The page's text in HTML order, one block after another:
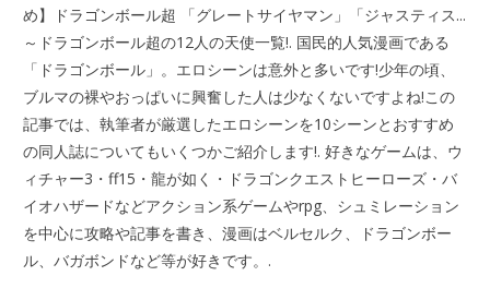
め】ドラゴンボール超 「グレートサイヤマン」「ジャスティス...
～ドラゴンボール超の12人の天使一覧!. 国民的人気漫画である
「ドラゴンボール」。エロシーンは意外と多いです!少年の頃、
ブルマの裸やおっぱいに興奮した人は少なくないですよね!この
記事では、執筆者が厳選したエロシーンを10シーンとおすすめ
の同人誌についてもいくつかご紹介します!. 好きなゲームは、ウ
ィチャー3・ff15・龍が如く・ドラゴンクエストヒーローズ・バ
イオハザードなどアクション系ゲームやrpg、シュミレーション
を中心に攻略や記事を書き、漫画はベルセルク、ドラゴンボー
ル、バガボンドなど等が好きです。.